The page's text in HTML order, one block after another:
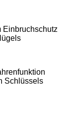
Einbruchschutz
Schlüssels